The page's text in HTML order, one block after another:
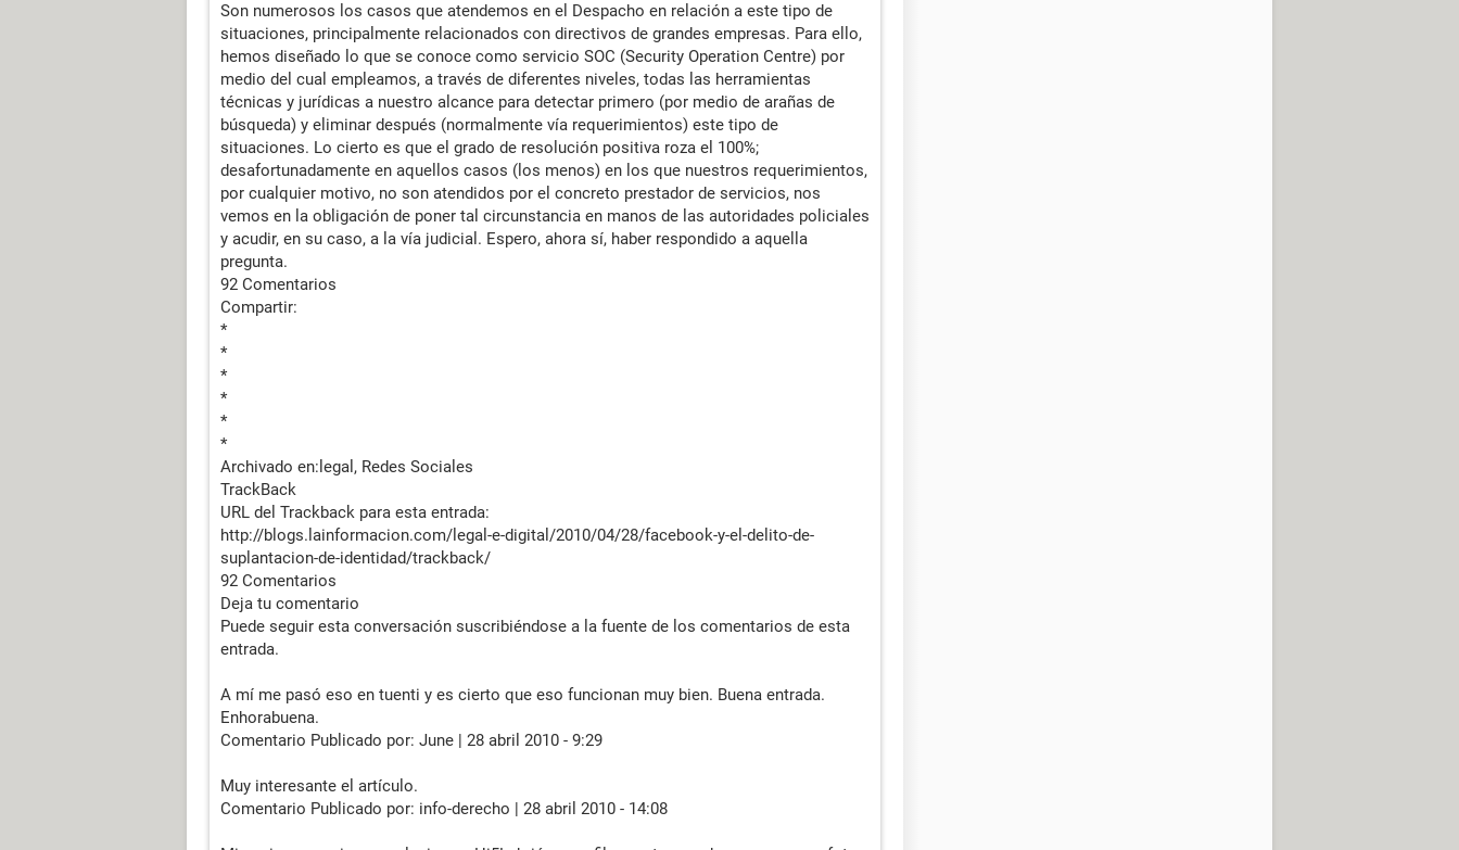
Son numerosos los casos que atendemos en el Despacho en relación a este tipo de
situaciones, principalmente relacionados con directivos de grandes empresas. Para ello,
hemos diseñado lo que se conoce como servicio SOC (Security Operation Centre) por
medio del cual empleamos, a través de diferentes niveles, todas las herramientas
técnicas y jurídicas a nuestro alcance para detectar primero (por medio de arañas de
búsqueda) y eliminar después (normalmente vía requerimientos) este tipo de
situaciones. Lo cierto es que el grado de resolución positiva roza el 100%;
desafortunadamente en aquellos casos (los menos) en los que nuestros requerimientos,
por cualquier motivo, no son atendidos por el concreto prestador de servicios, nos
vemos en la obligación de poner tal circunstancia en manos de las autoridades policiales
y acudir, en su caso, a la vía judicial. Espero, ahora sí, haber respondido a aquella
pregunta.
92 Comentarios
Compartir:
*
*
*
*
*
*
Archivado en:legal, Redes Sociales
TrackBack
URL del Trackback para esta entrada:
http://blogs.lainformacion.com/legal-e-digital/2010/04/28/facebook-y-el-delito-de-
suplantacion-de-identidad/trackback/
92 Comentarios
Deja tu comentario
Puede seguir esta conversación suscribiéndose a la fuente de los comentarios de esta
entrada.
A mí me pasó eso en tuenti y es cierto que eso funcionan muy bien. Buena entrada.
Enhorabuena.
Comentario Publicado por: June | 28 abril 2010 - 9:29
Muy interesante el artículo.
Comentario Publicado por: info-derecho | 28 abril 2010 - 14:08